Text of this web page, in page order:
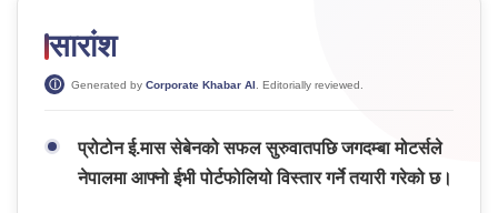
सारांश
Generated by Corporate Khabar AI . Editorially reviewed.
प्रोटोन ई.मास सेबेनको सफल सुरुवातपछि जगदम्बा मोटर्सले
नेपालमा आफ्नो ईभी पोर्टफोलियो विस्तार गर्ने तयारी गरेको छ।